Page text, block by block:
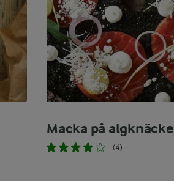
Macka på algknäcke
(4)